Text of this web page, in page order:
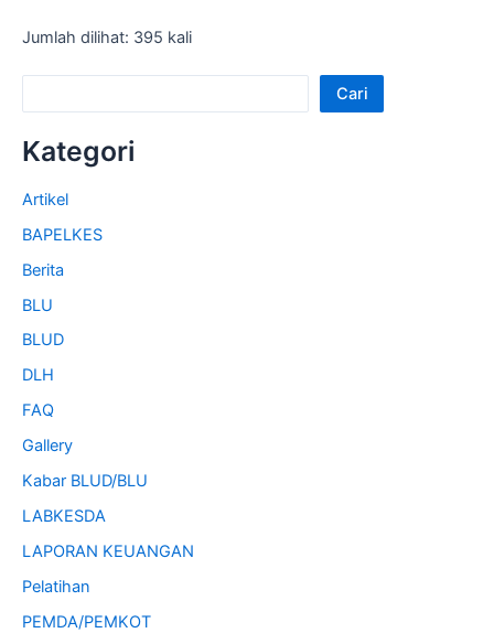
Jumlah dilihat: 395 kali
Cari
Kategori
Artikel
BAPELKES
Berita
BLU
BLUD
DLH
FAQ
Gallery
Kabar BLUD/BLU
LABKESDA
LAPORAN KEUANGAN
Pelatihan
PEMDA/PEMKOT